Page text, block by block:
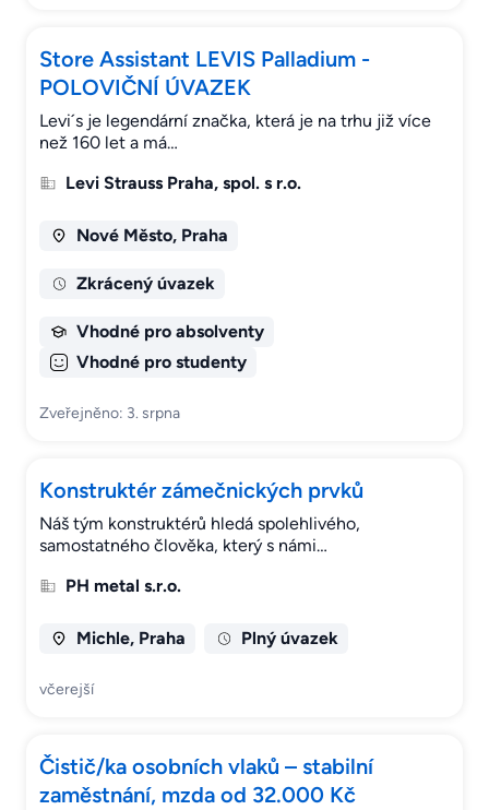
Store Assistant LEVIS Palladium -
POLOVIČNÍ ÚVAZEK
Levi´s je legendární značka, která je na trhu již více
než 160 let a má…
Levi Strauss Praha, spol. s r.o.
Nové Město, Praha
Zkrácený úvazek
Vhodné pro absolventy
Vhodné pro studenty
Zveřejněno: 3. srpna
Konstruktér zámečnických prvků
Náš tým konstruktérů hledá spolehlivého,
samostatného člověka, který s námi…
PH metal s.r.o.
Michle, Praha Plný úvazek
včerejší
Čistič/ka osobních vlaků – stabilní
zaměstnání, mzda od 32.000 Kč